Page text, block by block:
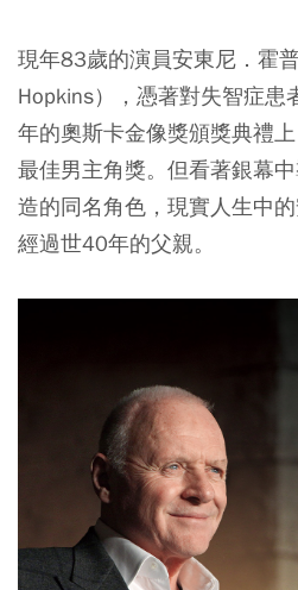
現年83歲的演員安東尼．霍
Hopkins），憑著對失智症
年的奧斯卡金像獎頒獎典禮
最佳男主角獎。但看著銀幕
造的同名角色，現實人生中
經過世40年的父親。